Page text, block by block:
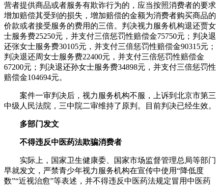
营者提供商品或者服务有欺诈行为的，应当按照消费者的要求
增加赔偿其受到的损失，增加赔偿的金额为消费者购买商品的
价款或者接受服务的费用的三倍。判决视力服务机构退还贾女
士服务费25250元，并支付三倍惩罚性赔偿金75750元；判决退
还张女士服务费30105元，并支付三倍惩罚性赔偿金90315元；
判决退还周女士服务费22400元，并支付三倍惩罚性赔偿金
67200元；判决退还孙女士服务费34898元，并支付三倍惩罚性
赔偿金104694元。
案件一审判决后，视力服务机构不服，上诉到北京市第三
中级人民法院，三中院二审维持了原判。目前判决已经生效。
多部门发文
不得违反中医药法欺骗消费者
实际上，国家卫生健康委、国家市场监督管理总局等部门
早就发文，严禁青少年视力服务机构在宣传中使用“降低度
数”“近视治愈”等表述，并不得违反中医药法规定冒用中医药